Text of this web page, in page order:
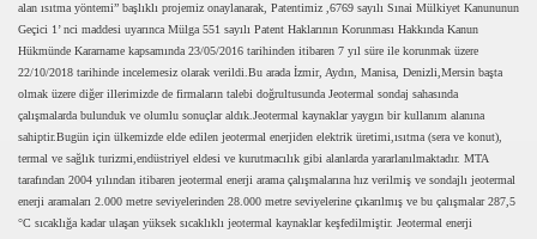
alan ısıtma yöntemi” başlıklı projemiz onaylanarak, Patentimiz ,6769 sayılı Sınai Mülkiyet Kanununun
Geçici 1’ nci maddesi uyarınca Mülga 551 sayılı Patent Haklarının Korunması Hakkında Kanun
Hükmünde Kararname kapsamında 23/05/2016 tarihinden itibaren 7 yıl süre ile korunmak üzere
22/10/2018 tarihinde incelemesiz olarak verildi.Bu arada İzmir, Aydın, Manisa, Denizli,Mersin başta
olmak üzere diğer illerimizde de firmaların talebi doğrultusunda Jeotermal sondaj sahasında
çalışmalarda bulunduk ve olumlu sonuçlar aldık.Jeotermal kaynaklar yaygın bir kullanım alanına
sahiptir.Bugün için ülkemizde elde edilen jeotermal enerjiden elektrik üretimi,ısıtma (sera ve konut),
termal ve sağlık turizmi,endüstriyel eldesi ve kurutmacılık gibi alanlarda yararlanılmaktadır. MTA
tarafından 2004 yılından itibaren jeotermal enerji arama çalışmalarına hız verilmiş ve sondajlı jeotermal
enerji aramaları 2.000 metre seviyelerinden 28.000 metre seviyelerine çıkarılmış ve bu çalışmalar 287,5
°C sıcaklığa kadar ulaşan yüksek sıcaklıklı jeotermal kaynaklar keşfedilmiştir. Jeotermal enerji
KOYUNLARA BÜYÜK İLGİ
EHLİYET SINAVINDA BAŞARILI
45 DERECE SICAKTA ÇALIŞIYOR